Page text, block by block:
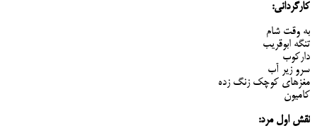
کارگردانی:
به وقت شام
تنگه ابوقریب
دارکوب
سرو زیر آب
مغزهای کوچک زنگ زده
کامیون
نقش اول مرد: